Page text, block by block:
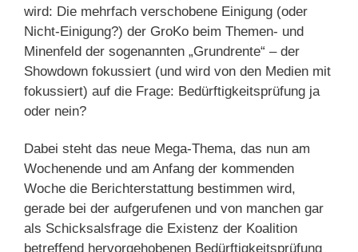
wird: Die mehrfach verschobene Einigung (oder
Nicht-Einigung?) der GroKo beim Themen- und
Minenfeld der sogenannten „Grundrente“ – der
Showdown fokussiert (und wird von den Medien mit
fokussiert) auf die Frage: Bedürftigkeitsprüfung ja
oder nein?
Dabei steht das neue Mega-Thema, das nun am
Wochenende und am Anfang der kommenden
Woche die Berichterstattung bestimmen wird,
gerade bei der aufgerufenen und von manchen gar
als Schicksalsfrage die Existenz der Koalition
betreffend hervorgehobenen Bedürftigkeitsprüfung